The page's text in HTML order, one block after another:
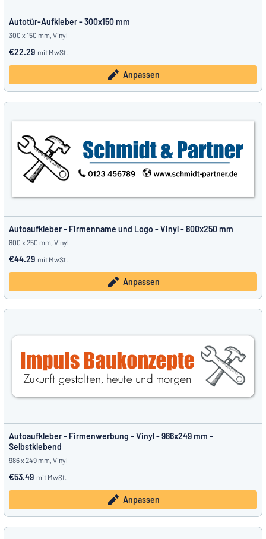
Autotür-Aufkleber - 300x150 mm
300 x 150 mm, Vinyl
€22.29 mit MwSt.
Anpassen
Autoaufkleber - Firmenname und Logo - Vinyl - 800x250 mm
800 x 250 mm, Vinyl
€44.29 mit MwSt.
Anpassen
Autoaufkleber - Firmenwerbung - Vinyl - 986x249 mm -
Selbstklebend
986 x 249 mm, Vinyl
€53.49 mit MwSt.
Anpassen